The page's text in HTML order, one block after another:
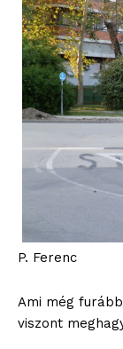
P. Ferenc
Ami még
viszont